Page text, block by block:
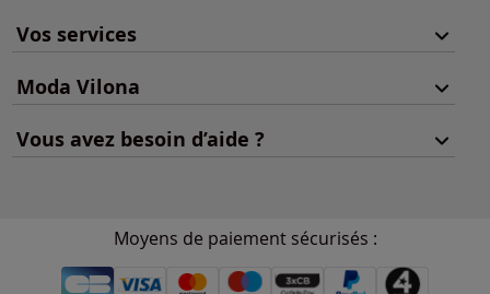
Vos services
Moda Vilona
Vous avez besoin d’aide ?
Moyens de paiement sécurisés :